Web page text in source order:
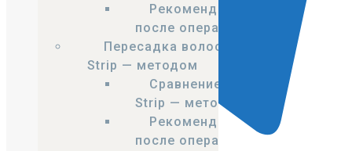
Рекомендации
после операции
Пересадка волос
Strip — методом
Сравнение FUE и
Strip — методов
Рекомендации
после операции